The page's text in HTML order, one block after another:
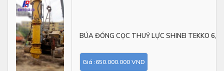
BÚA ĐÓNG CỌC THUỶ LỰC SHINEI TEKKO 6,5
Giá :650.000.000 VND